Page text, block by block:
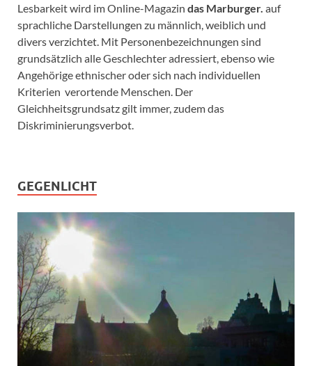
Lesbarkeit wird im Online-Magazin das Marburger. auf
sprachliche Darstellungen zu männlich, weiblich und
divers verzichtet. Mit Personenbezeichnungen sind
grundsätzlich alle Geschlechter adressiert, ebenso wie
Angehörige ethnischer oder sich nach individuellen
Kriterien verortende Menschen. Der
Gleichheitsgrundsatz gilt immer, zudem das
Diskriminierungsverbot.
GEGENLICHT